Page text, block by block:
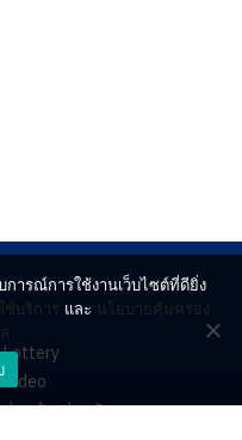
Lottery
Video
ร่วมด้วยช่วยกัน
ารณ์การใช้งานเว็บไซต์ที่ดียิ่ง
ช้บริการ และ นโยบายคุ้มครอง